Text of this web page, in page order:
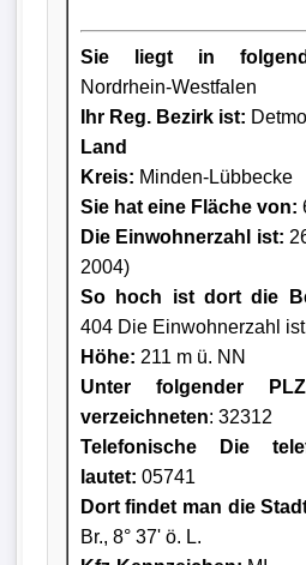
Sie liegt in
Nordrhein-Westfalen
Ihr Reg. Bezirk ist:
Land
Kreis: Minden-Lübbecke
Sie hat eine Fläche von:
Die Einwohnerzahl ist:
2004)
So hoch ist dort die
404 Die Einwohnerzahl ist
Höhe: 211 m ü. NN
Unter folgender
verzeichneten: 32312
Telefonische Die
lautet: 05741
Dort findet man die
Br., 8° 37' ö. L.